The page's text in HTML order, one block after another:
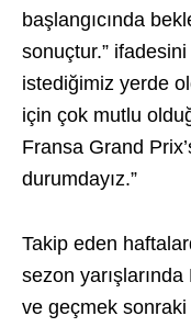
başlangıcında
sonuçtur.”
istediğimiz yerde
için çok mutlu
Fransa Grand
durumdayız.”
Takip eden
sezon
ve geçmek